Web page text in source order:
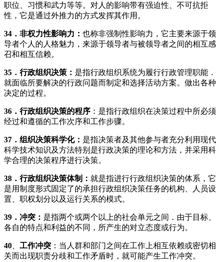
职位、习惯和武力等等。对人的影响带有强迫性、不可抗拒
性，它是通过外推力的方式发挥其作用。
34 ．非权力性影响力： 也称非强制性影响力，它主要来源于领
导者个人的人格魅力，来源于领导者与被领导者之间的相互感
召和相互信赖。
35 ．行政组织决策： 是指行政组织系统为履行行政管理职能．
就面临所要解决的行政问题而制定和选择活动方案。做出各种
决定的过程。
36 ．行政组织决策的程序 ：是指行政组织在决策过程中所必须
经过和遵循的工作次序和工作步骤。
37 ．组织决策科学化： 是指决策者及其他参与者充分利用现代
科学技术知识及方法特别是行政决策的理论和方法，并采用科
学合理的决策程序进行决策。
38 ．行政组织决策体制： 就是指进行行政组织决策的体系，它
是用制度形式固定了的承担行政组织决策任务的机构、人员设
置、职权划分以及运行关系的模式。
39 ．冲突： 是指两个或两个以上的社会单元之间．由于目标、
各自的特点和利益的不同，所产生的对立态度或行为。
40 工作冲突 ：当人群和部门之间在工作上相互依赖或密切相
关而出现职责分歧和工作矛盾时，就可能产生工作冲突。